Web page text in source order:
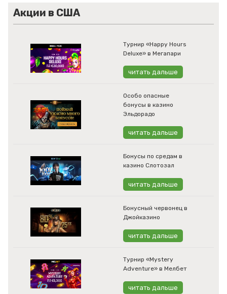
Акции в США
Турнир «Happy Hours
Deluxe» в Мегапари
читать дальше
Особо опасные
бонусы в казино
Эльдорадо
читать дальше
Бонусы по средам в
казино Слотозал
читать дальше
Бонусный червонец в
Джойказино
читать дальше
Турнир «Mystery
Adventure» в Мелбет
читать дальше